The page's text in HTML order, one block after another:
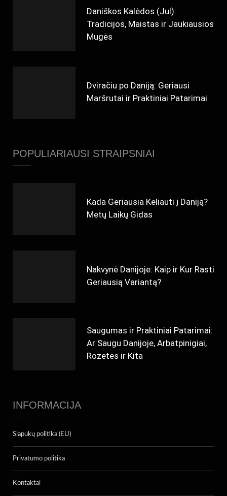
Daniškos Kalėdos (Jul):
Tradicijos, Maistas ir Jaukiausios
Mugės
Dviračiu po Daniją: Geriausi
Maršrutai ir Praktiniai Patarimai
POPULIARIAUSI STRAIPSNIAI
Kada Geriausia Keliauti į Daniją?
Metų Laikų Gidas
Nakvynė Danijoje: Kaip ir Kur Rasti
Geriausią Variantą?
Saugumas ir Praktiniai Patarimai:
Ar Saugu Danijoje, Arbatpinigiai,
Rozetės ir Kita
INFORMACIJA
Slapukų politika (EU)
Privatumo politika
Kontaktai